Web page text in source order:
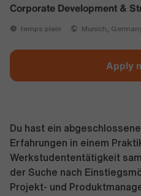
Corporate Development &
temps plein Munich,
Apply
Du hast ein
Erfahrungen in einem
Werkstudententätigkeit
der Suche nach
Projekt- und